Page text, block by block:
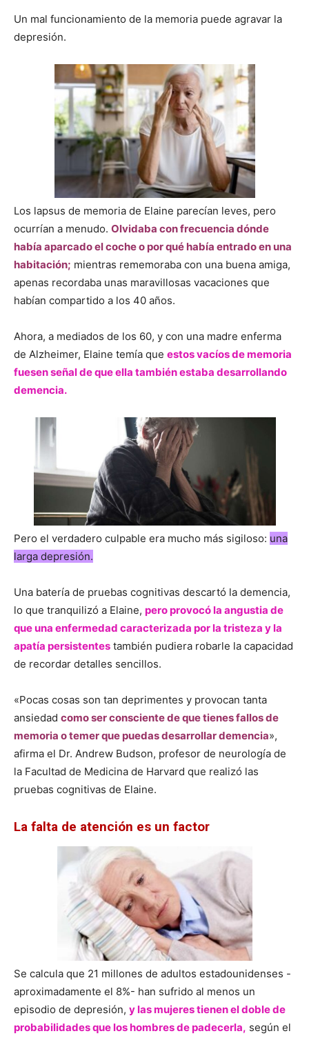
Un mal funcionamiento de la memoria puede agravar la
depresión.
Los lapsus de memoria de Elaine parecían leves, pero
ocurrían a menudo. Olvidaba con frecuencia dónde
había aparcado el coche o por qué había entrado en una
habitación; mientras rememoraba con una buena amiga,
apenas recordaba unas maravillosas vacaciones que
habían compartido a los 40 años.
Ahora, a mediados de los 60, y con una madre enferma
de Alzheimer, Elaine temía que estos vacíos de memoria
fuesen señal de que ella también estaba desarrollando
demencia.
Pero el verdadero culpable era mucho más sigiloso: una
larga depresión.
Una batería de pruebas cognitivas descartó la demencia,
lo que tranquilizó a Elaine, pero provocó la angustia de
que una enfermedad caracterizada por la tristeza y la
apatía persistentes también pudiera robarle la capacidad
de recordar detalles sencillos.
«Pocas cosas son tan deprimentes y provocan tanta
ansiedad como ser consciente de que tienes fallos de
memoria o temer que puedas desarrollar demencia»,
afirma el Dr. Andrew Budson, profesor de neurología de
la Facultad de Medicina de Harvard que realizó las
pruebas cognitivas de Elaine.
La falta de atención es un factor
Se calcula que 21 millones de adultos estadounidenses -
aproximadamente el 8%- han sufrido al menos un
episodio de depresión, y las mujeres tienen el doble de
probabilidades que los hombres de padecerla, según el